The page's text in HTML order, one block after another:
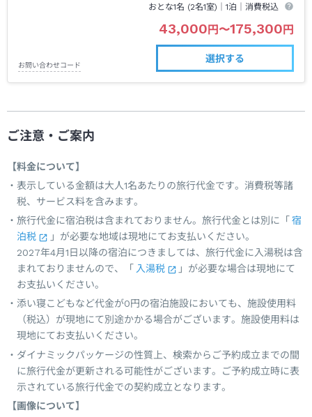
おとな1名 (2名1室)｜1泊 ｜消費税込
43,000 円 〜175,300 円
お問い合わせコード
選択する
ご注意・ご案内
【料金について】
表示している金額は大人1名あたりの旅行代金です。消費税等諸
税、サービス料を含みます。
旅行代金に宿泊税は含まれておりません。旅行代金とは別に「 宿
泊税
」が必要な地域は現地にてお支払いください。
2027年4月1日以降の宿泊につきましては、旅行代金に入湯税は含
まれておりませんので、「 入湯税
」が必要な場合は現地にて
お支払いください。
添い寝こどもなど代金が0円の宿泊施設においても、施設使用料
（税込）が現地にて別途かかる場合がございます。施設使用料は
現地にてお支払いください。
ダイナミックパッケージの性質上、検索からご予約成立までの間
に旅行代金が更新される可能性がございます。ご予約成立時に表
示されている旅行代金での契約成立となります。
【画像について】